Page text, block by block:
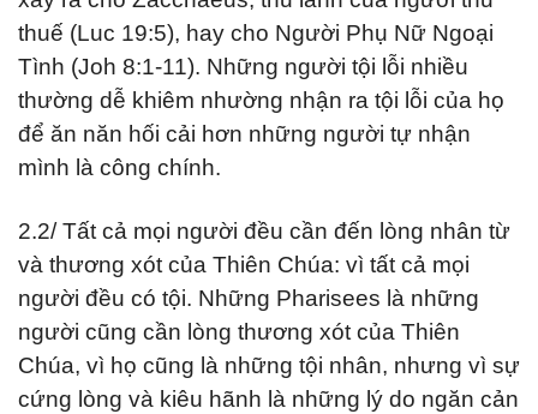
thuế (Luc 19:5), hay cho Người Phụ Nữ Ngoại
Tình (Joh 8:1-11). Những người tội lỗi nhiều
thường dễ khiêm nhường nhận ra tội lỗi của họ
để ăn năn hối cải hơn những người tự nhận
mình là công chính.
2.2/ Tất cả mọi người đều cần đến lòng nhân từ
và thương xót của Thiên Chúa: vì tất cả mọi
người đều có tội. Những Pharisees là những
người cũng cần lòng thương xót của Thiên
Chúa, vì họ cũng là những tội nhân, nhưng vì sự
cứng lòng và kiêu hãnh là những lý do ngăn cản